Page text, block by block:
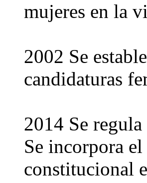
mujeres en la
2002 Se
candidaturas
2014 Se
Se incorpora
constitucional